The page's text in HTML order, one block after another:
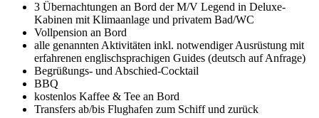
3 Übernachtungen an Bord der M/V Legend in Deluxe-
Kabinen mit Klimaanlage und privatem Bad/WC
Vollpension an Bord
alle genannten Aktivitäten inkl. notwendiger Ausrüstung mit
erfahrenen englischsprachigen Guides (deutsch auf Anfrage)
Begrüßungs- und Abschied-Cocktail
BBQ
kostenlos Kaffee & Tee an Bord
Transfers ab/bis Flughafen zum Schiff und zurück